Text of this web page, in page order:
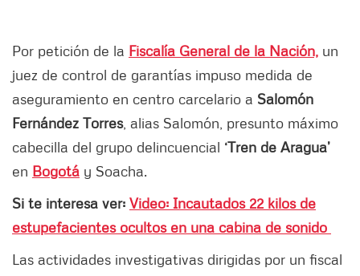
Por petición de la Fiscalía General de la Nación, un
juez de control de garantías impuso medida de
aseguramiento en centro carcelario a Salomón
Fernández Torres, alias Salomón, presunto máximo
cabecilla del grupo delincuencial ‘Tren de Aragua’
en Bogotá y Soacha.
Si te interesa ver: Video: Incautados 22 kilos de
estupefacientes ocultos en una cabina de sonido
Las actividades investigativas dirigidas por un fiscal